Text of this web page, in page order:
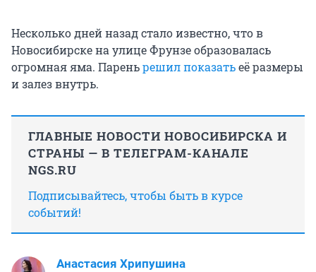
Несколько дней назад стало известно, что в
Новосибирске на улице Фрунзе образовалась
огромная яма. Пареньрешил показатьеё размеры
и залез внутрь.
ГЛАВНЫЕ НОВОСТИ НОВОСИБИРСКА И
СТРАНЫ — В ТЕЛЕГРАМ-КАНАЛЕ
NGS.RU
Подписывайтесь, чтобы быть в курсе
событий!
Анастасия Хрипушина